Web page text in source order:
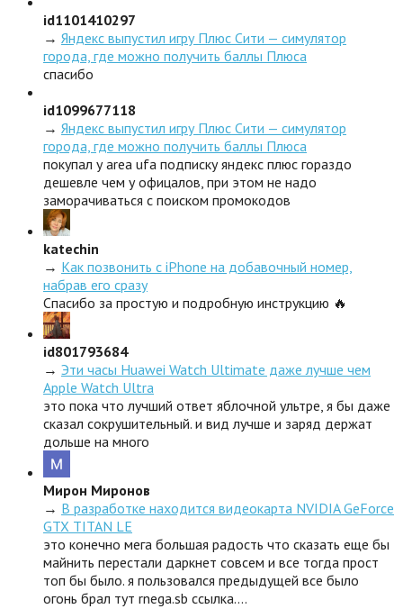
id1101410297
→ Яндекс выпустил игру Плюс Сити — симулятор
города, где можно получить баллы Плюса
спасибо
id1099677118
→ Яндекс выпустил игру Плюс Сити — симулятор
города, где можно получить баллы Плюса
покупал у area ufa подписку яндекс плюс гораздо
дешевле чем у офицалов, при этом не надо
заморачиваться с поиском промокодов
katechin
→ Как позвонить с iPhone на добавочный номер,
набрав его сразу
Спасибо за простую и подробную инструкцию 🔥
id801793684
→ Эти часы Huawei Watch Ultimate даже лучше чем
Apple Watch Ultra
это пока что лучший ответ яблочной ультре, я бы даже
сказал сокрушительный. и вид лучше и заряд держат
дольше на много
Мирон Миронов
→ В разработке находится видеокарта NVIDIA GeForce
GTX TITAN LE
это конечно мега большая радость что сказать еще бы
майнить перестали даркнет совсем и все тогда прост
топ бы было. я пользовался предыдущей все было
огонь брал тут rnega.sb ссылка.…